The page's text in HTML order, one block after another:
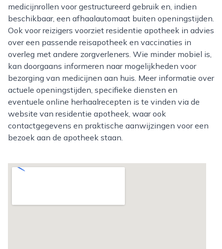
medicijnrollen voor gestructureerd gebruik en, indien
beschikbaar, een afhaalautomaat buiten openingstijden.
Ook voor reizigers voorziet residentie apotheek in advies
over een passende reisapotheek en vaccinaties in
overleg met andere zorgverleners. Wie minder mobiel is,
kan doorgaans informeren naar mogelijkheden voor
bezorging van medicijnen aan huis. Meer informatie over
actuele openingstijden, specifieke diensten en
eventuele online herhaalrecepten is te vinden via de
website van residentie apotheek, waar ook
contactgegevens en praktische aanwijzingen voor een
bezoek aan de apotheek staan.